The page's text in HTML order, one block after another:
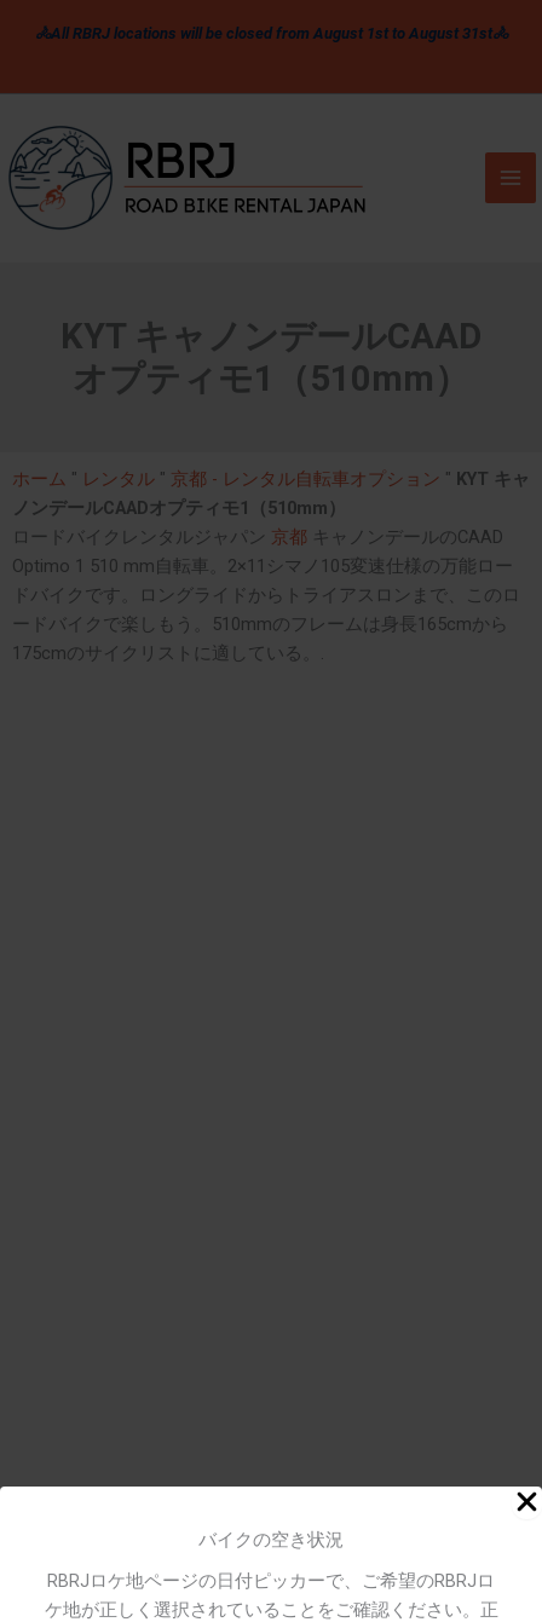
バイクの空き状況
RBRJロケ地ページの日付ピッカーで、ご希望のRBRJロ
ケ地が正しく選択されていることをご確認ください。正
ス
ッ
プ
🚴All RBRJ locations will be closed from August 1st to August 31st🚴
KYT キャノンデールCAAD
オプティモ1（510mm）
ホーム " レンタル " 京都 - レンタル自転車オプション " KYT キャ
ノンデールCAADオプティモ1（510mm）
ロードバイクレンタルジャパン 京都 キャノンデールのCAAD
Optimo 1 510 mm自転車。2×11シマノ105変速仕様の万能ロー
ドバイクです。ロングライドからトライアスロンまで、このロ
ードバイクで楽しもう。510mmのフレームは身長165cmから
175cmのサイクリストに適している。.